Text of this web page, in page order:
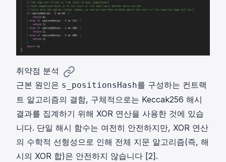
4
}
,
^
{
1
2
}
)
1
,
{
1
6
8
}
)
1
,
{
2
0
8
}
)
취약점 분석
근본 원인은 s_positionsHash를 구성하는 컨트랙
트 알고리즘의 결함, 구체적으로는 Keccak256 해시
결과를 집계하기 위해 XOR 연산을 사용한 것에 있습
니다. 단일 해시 함수는 여전히 안전하지만, XOR 연산
의 수학적 선형성으로 인해 전체 지문 알고리즘(즉, 해
시의 XOR 합)은 안전하지 않습니다 [2].